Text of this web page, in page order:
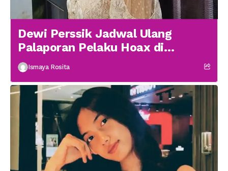
Dewi Perssik Jadwal Ulang
Palaporan Pelaku Hoax di
Medsos
Ismaya Rosita